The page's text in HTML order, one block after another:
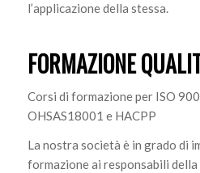
l’applicazione della stessa.
FORMAZIONE
Corsi di formazione per ISO
OHSAS18001 e HACPP
La nostra società è in grado di
formazione ai responsabili